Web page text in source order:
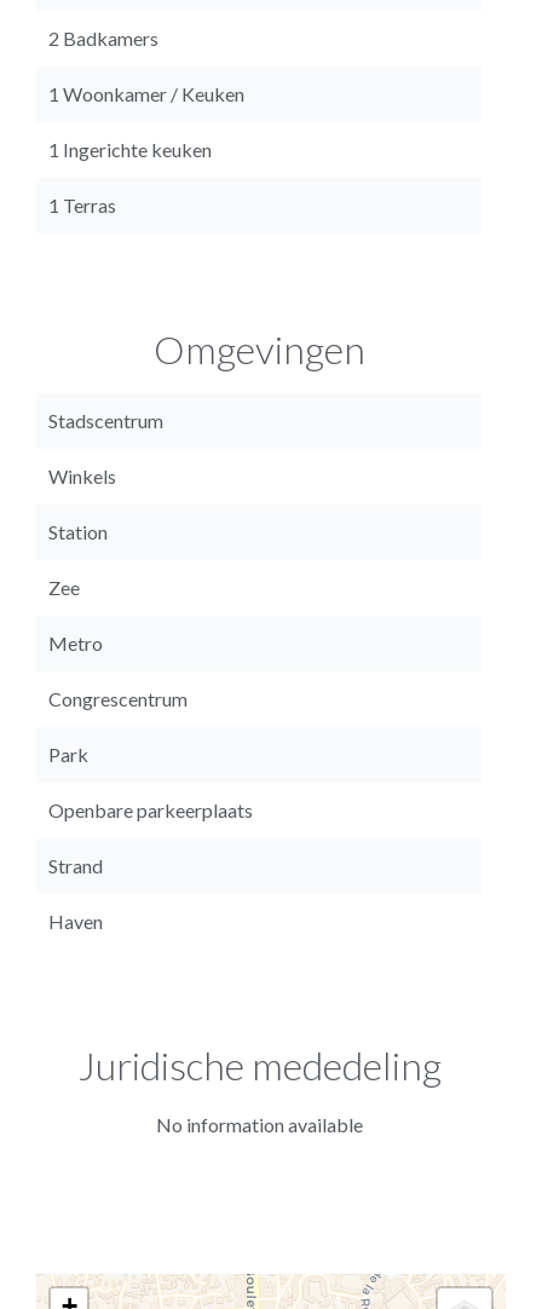
2 Badkamers
1 Woonkamer / Keuken
1 Ingerichte keuken
1 Terras
Omgevingen
Stadscentrum
Winkels
Station
Zee
Metro
Congrescentrum
Park
Openbare parkeerplaats
Strand
Haven
Juridische mededeling
No information available